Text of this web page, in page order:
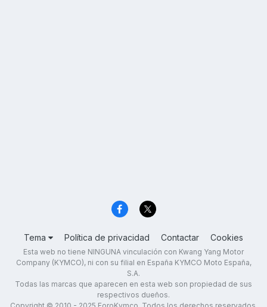
Tema Política de privacidad Contactar Cookies
Esta web no tiene NINGUNA vinculación con Kwang Yang Motor
Company (KYMCO), ni con su filial en España KYMCO Moto España,
S.A.
Todas las marcas que aparecen en esta web son propiedad de sus
respectivos dueños.